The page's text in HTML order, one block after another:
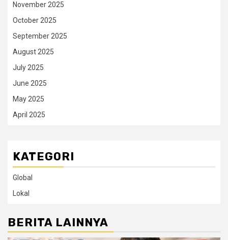
November 2025
October 2025
September 2025
August 2025
July 2025
June 2025
May 2025
April 2025
KATEGORI
Global
Lokal
BERITA LAINNYA